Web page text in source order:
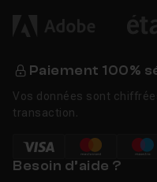
Paiement 100%
Vos données sont
transaction.
Besoin d’aide ?